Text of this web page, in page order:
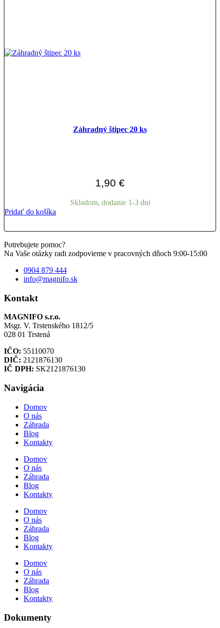
Záhradný štipec 20 ks
1,90 €
Skladom, dodanie 1-3 dni
Pridať do košíka
Potrebujete pomoc?
Na Vaše otázky radi zodpovieme v pracovných dňoch 9:00-15:00
0904 879 444
info@magnifo.sk
Kontakt
MAGNIFO s.r.o.
Msgr. V. Trstenského 1812/5
028 01 Trstená
IČO: 55110070
DIČ: 2121876130
IČ DPH: SK2121876130
Navigácia
Domov
O nás
Záhrada
Blog
Kontakty
Domov
O nás
Záhrada
Blog
Kontakty
Domov
O nás
Záhrada
Blog
Kontakty
Domov
O nás
Záhrada
Blog
Kontakty
Dokumenty